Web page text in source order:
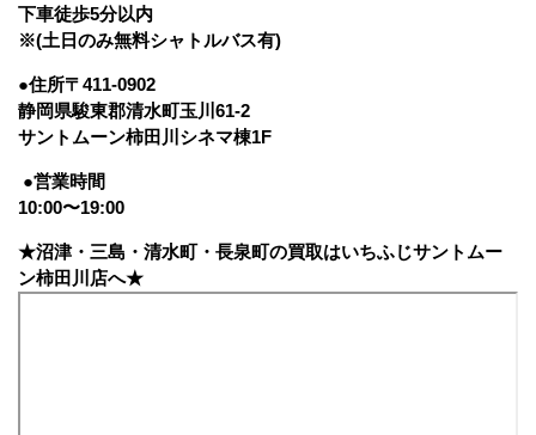
下車徒歩5分以内
※(土日のみ無料シャトルバス有)
●住所〒411-0902
静岡県駿東郡清水町玉川61-2
サントムーン柿田川シネマ棟1F
●営業時間
10:00〜19:00
★沼津・三島・清水町・長泉町の買取はいちふじサントムー
ン柿田川店へ★